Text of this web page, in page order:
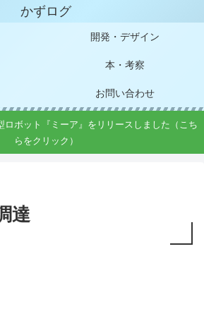
かずログ
開発・デザイン
本・考察
お問い合わせ
ロボット『ミーア』をリリースしました（こち
らをクリック）
達